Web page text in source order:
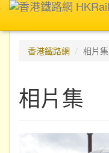
香港鐵路網
相片集
相片集